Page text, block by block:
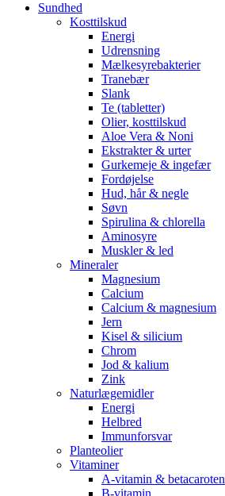
Sundhed
Kosttilskud
Energi
Udrensning
Mælkesyrebakterier
Tranebær
Slank
Te (tabletter)
Olier, kosttilskud
Aloe Vera & Noni
Ekstrakter & urter
Gurkemeje & ingefær
Fordøjelse
Hud, hår & negle
Søvn
Spirulina & chlorella
Aminosyre
Muskler & led
Mineraler
Magnesium
Calcium
Calcium & magnesium
Jern
Kisel & silicium
Chrom
Jod & kalium
Zink
Naturlægemidler
Energi
Helbred
Immunforsvar
Planteolier
Vitaminer
A-vitamin & betacaroten